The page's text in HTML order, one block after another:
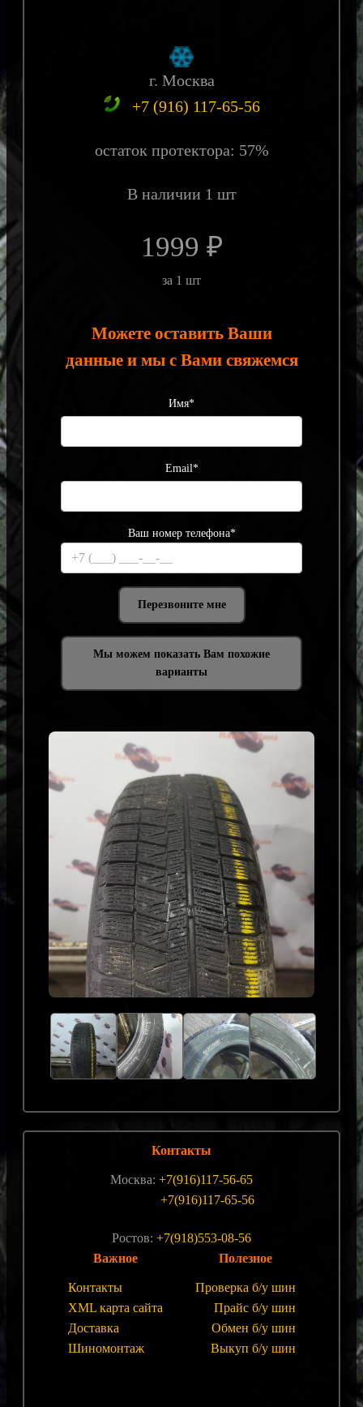
г. Москва
+7 (916) 117-65-56
остаток протектора: 57%
В наличии 1 шт
1999 ₽
за 1 шт
Можете оставить Ваши
данные и мы с Вами свяжемся
Имя*
Email*
Ваш номер телефона*
Мы можем показать Вам похожие
варианты
Контакты
Москва: +7(916)117-56-65
+7(916)117-65-56
Ростов: +7(918)553-08-56
Важное
Контакты
XML карта сайта
Доставка
Шиномонтаж
Полезное
Проверка б/у шин
Прайс б/у шин
Обмен б/у шин
Выкуп б/у шин